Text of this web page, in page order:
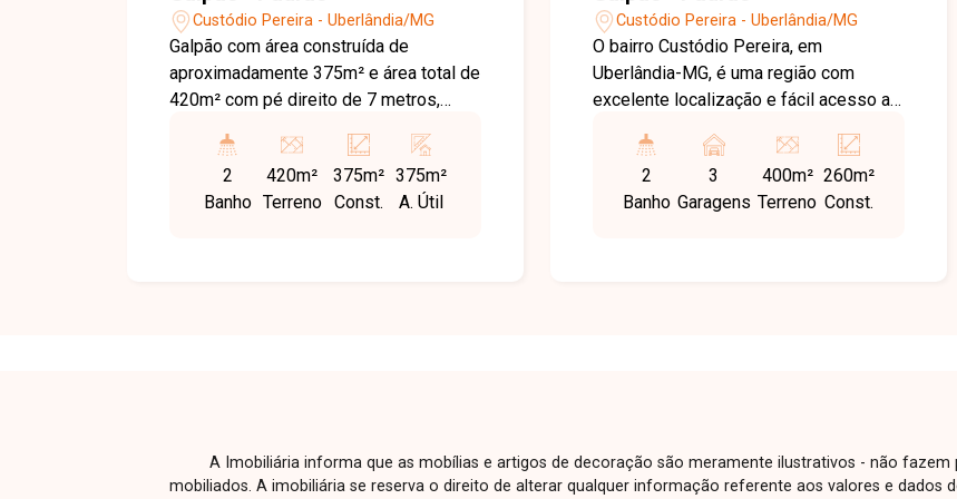
Custódio Pereira - Uberlândia/MG
Galpão com área construída de
aproximadamente 375m² e área total de
420m² com pé direito de 7 metros,
possui galpão ao lado projeto espelho
possibilidade de locar junto dobra área
construída .
2
Banho
420m²
Terreno
375m²
Const.
375m²
A. Útil
Custódio Pereira - Uberlândia/MG
O bairro Custódio Pereira, em
Uberlândia-MG, é uma região com
excelente localização e fácil acesso a
cidade. O bairro conta com boa
infraestrutura e proximidade a
comércios e serviços, sendo uma ótima
espaço adicional para apoio ou
2
Banho
3
Garagens
400m²
Terreno
260m²
Const.
A Imobiliária informa que as mobílias e artigos de decoração são meramente ilustrativos - não
mobiliados. A imobiliária se reserva o direito de alterar qualquer informação referente aos valores e dados